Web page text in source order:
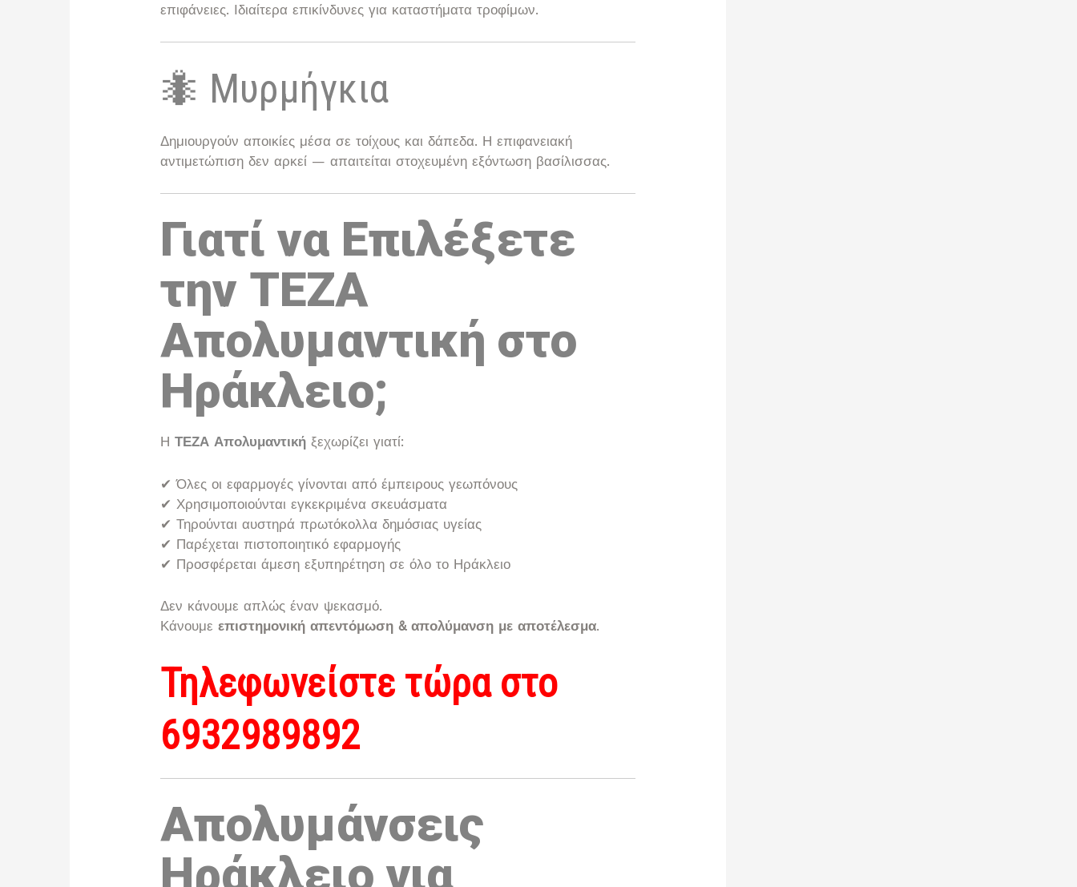
επιφάνειες. Ιδιαίτερα επικίνδυνες για καταστήματα τροφίμων.
🐜 Μυρμήγκια
Δημιουργούν αποικίες μέσα σε τοίχους και δάπεδα. Η επιφανειακή
αντιμετώπιση δεν αρκεί — απαιτείται στοχευμένη εξόντωση βασίλισσας.
Γιατί να Επιλέξετε
την ΤΕΖΑ
Απολυμαντική στο
Ηράκλειο;
ΗΤΕΖΑ Απολυμαντική ξεχωρίζει γιατί:
✔ Όλες οι εφαρμογές γίνονται από έμπειρους γεωπόνους
✔ Χρησιμοποιούνται εγκεκριμένα σκευάσματα
✔ Τηρούνται αυστηρά πρωτόκολλα δημόσιας υγείας
✔ Παρέχεται πιστοποιητικό εφαρμογής
✔ Προσφέρεται άμεση εξυπηρέτηση σε όλο το Ηράκλειο
Δεν κάνουμε απλώς έναν ψεκασμό.
Κάνουμεεπιστημονική απεντόμωση & απολύμανση με αποτέλεσμα.
Τηλεφωνείστε τώρα στο
6932989892
Απολυμάνσεις
Ηράκλειο για